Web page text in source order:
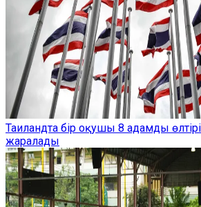
Таиландта бір оқушы 8 адамды
жаралады